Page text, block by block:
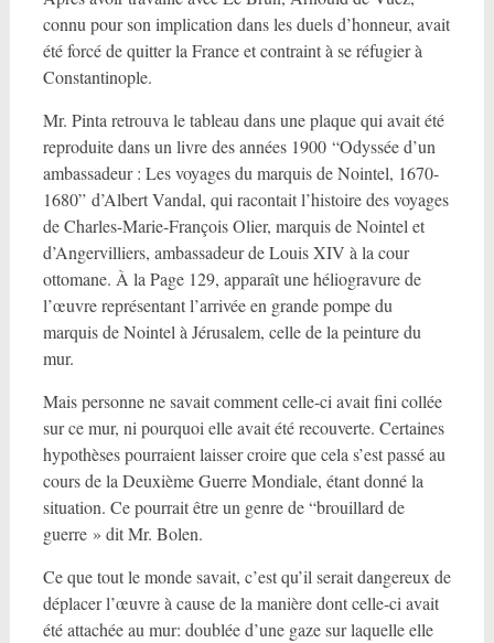
connu pour son implication dans les duels d’honneur, avait
été forcé de quitter la France et contraint à se réfugier à
Constantinople.
Mr. Pinta retrouva le tableau dans une plaque qui avait été
reproduite dans un livre des années 1900 “Odyssée d’un
ambassadeur : Les voyages du marquis de Nointel, 1670-
1680” d’Albert Vandal, qui racontait l’histoire des voyages
de Charles-Marie-François Olier, marquis de Nointel et
d’Angervilliers, ambassadeur de Louis XIV à la cour
ottomane. À la Page 129, apparaît une héliogravure de
l’œuvre représentant l’arrivée en grande pompe du
marquis de Nointel à Jérusalem, celle de la peinture du
mur.
Mais personne ne savait comment celle-ci avait fini collée
sur ce mur, ni pourquoi elle avait été recouverte. Certaines
hypothèses pourraient laisser croire que cela s’est passé au
cours de la Deuxième Guerre Mondiale, étant donné la
situation. Ce pourrait être un genre de “brouillard de
guerre » dit Mr. Bolen.
Ce que tout le monde savait, c’est qu’il serait dangereux de
déplacer l’œuvre à cause de la manière dont celle-ci avait
été attachée au mur: doublée d’une gaze sur laquelle elle